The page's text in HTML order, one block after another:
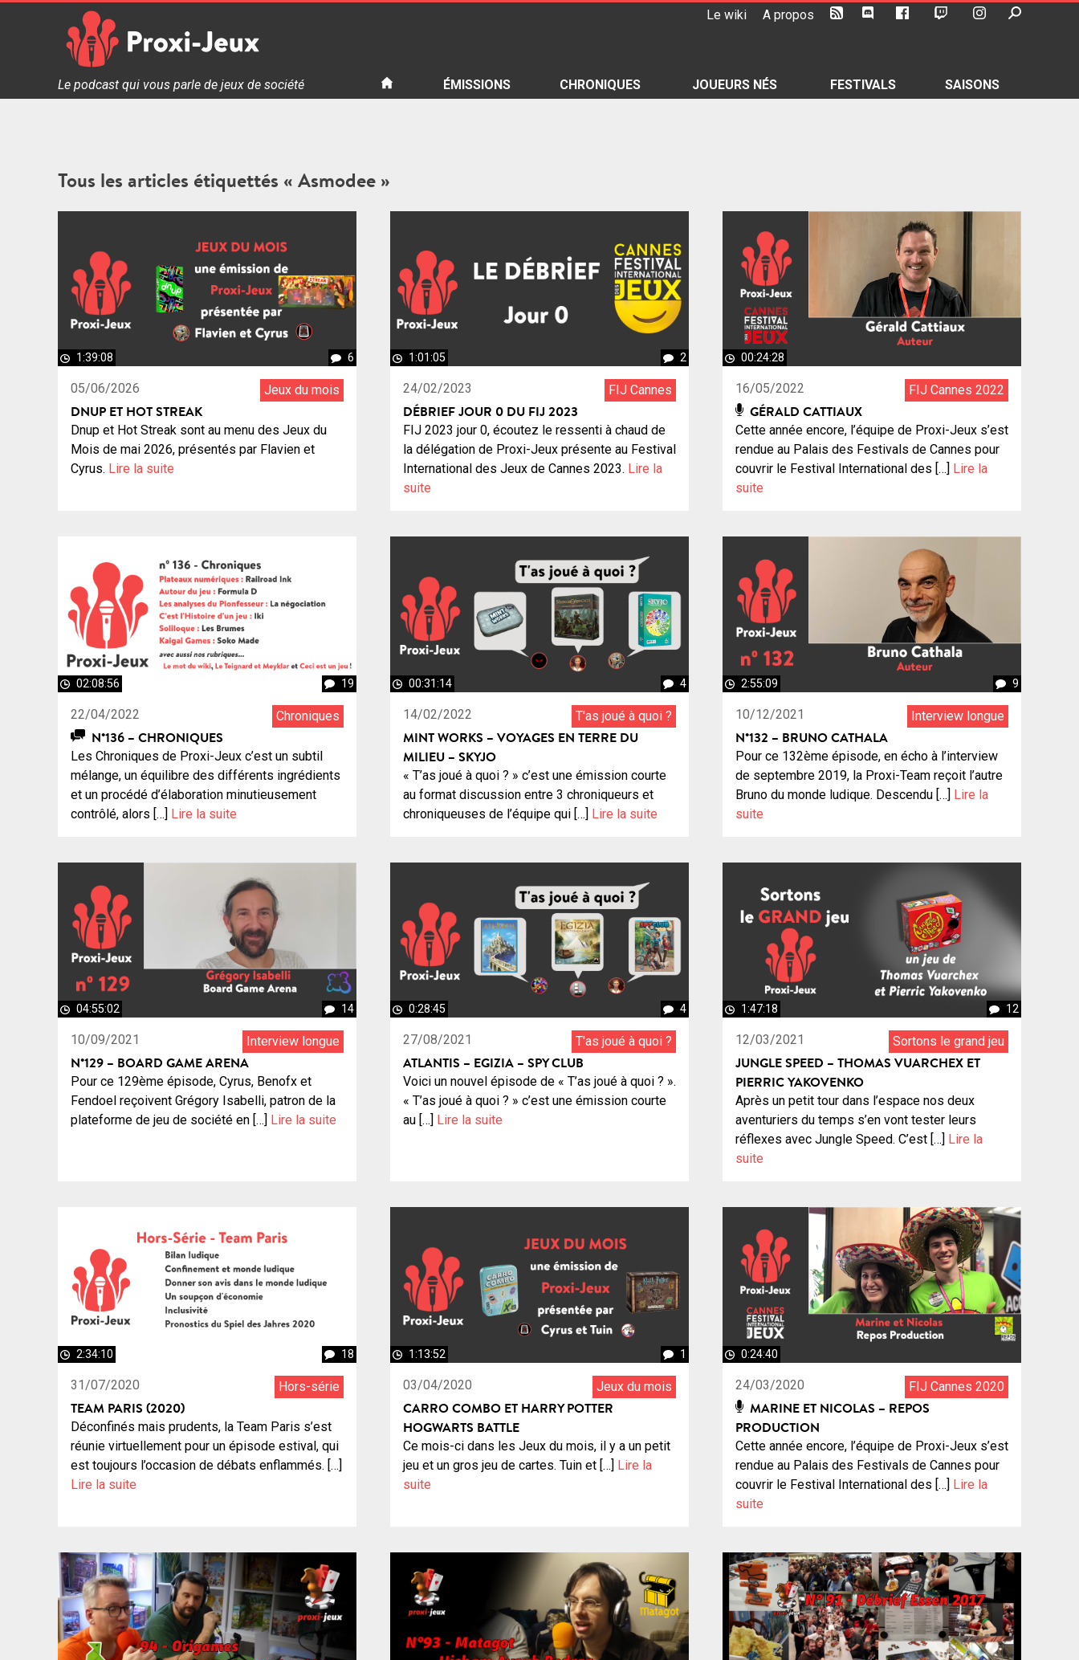
Le wiki A propos
Proxi Jeux - Le podcast qui vous parle de jeux de société
Le podcast qui vous parle de jeux de société ÉMISSIONS CHRONIQUES JOUEURS NÉS FESTIVALS SAISONS
Tous les articles étiquettés « Asmodee »
1:39:08 6
05/06/2026 Jeux du mois
DNUP ET HOT STREAK
Dnup et Hot Streak sont au menu des Jeux du
Mois de mai 2026, présentés par Flavien et
Cyrus. Lire la suite
1:01:05 2
24/02/2023 FIJ Cannes
DÉBRIEF JOUR 0 DU FIJ 2023
FIJ 2023 jour 0, écoutez le ressenti à chaud de
la délégation de Proxi-Jeux présente au Festival
International des Jeux de Cannes 2023. Lire la
suite
00:24:28
16/05/2022 FIJ Cannes 2022
GÉRALD CATTIAUX
Cette année encore, l’équipe de Proxi-Jeux s’est
rendue au Palais des Festivals de Cannes pour
couvrir le Festival International des […]
Lire la
suite
02:08:56 19
22/04/2022 Chroniques
N°136 – CHRONIQUES
Les Chroniques de Proxi-Jeux c’est un subtil
mélange, un équilibre des différents ingrédients
et un procédé d’élaboration minutieusement
contrôlé, alors […] Lire la suite
00:31:14 4
14/02/2022 T'as joué à quoi ?
MINT WORKS – VOYAGES EN TERRE DU
MILIEU – SKYJO
« T’as joué à quoi ? » c’est une émission courte
au format discussion entre 3 chroniqueurs et
chroniqueuses de l’équipe qui […] Lire la suite
2:55:09 9
10/12/2021 Interview longue
N°132 – BRUNO CATHALA
Pour ce 132ème épisode, en écho à l’interview
de septembre 2019, la Proxi-Team reçoit l’autre
Bruno du monde ludique. Descendu […] Lire la
suite
04:55:02 14
10/09/2021 Interview longue
N°129 – BOARD GAME ARENA
Pour ce 129ème épisode, Cyrus, Benofx et
Fendoel reçoivent Grégory Isabelli, patron de la
plateforme de jeu de société en […] Lire la suite
0:28:45 4
27/08/2021 T'as joué à quoi ?
ATLANTIS – EGIZIA – SPY CLUB
Voici un nouvel épisode de « T’as joué à quoi ? ».
« T’as joué à quoi ? » c’est une émission courte
au […] Lire la suite
1:47:18 12
12/03/2021 Sortons le grand jeu
JUNGLE SPEED – THOMAS VUARCHEX ET
PIERRIC YAKOVENKO
Après un petit tour dans l’espace nos deux
aventuriers du temps s’en vont tester leurs
réflexes avec Jungle Speed. C’est […] Lire la
suite
2:34:10 18
31/07/2020 Hors-série
TEAM PARIS (2020)
Déconfinés mais prudents, la Team Paris s’est
réunie virtuellement pour un épisode estival, qui
est toujours l’occasion de débats enflammés. […]
Lire la suite
1:13:52 1
03/04/2020 Jeux du mois
CARRO COMBO ET HARRY POTTER
HOGWARTS BATTLE
Ce mois-ci dans les Jeux du mois, il y a un petit
jeu et un gros jeu de cartes. Tuin et […] Lire la
suite
0:24:40
24/03/2020 FIJ Cannes 2020
MARINE ET NICOLAS – REPOS
PRODUCTION
Cette année encore, l’équipe de Proxi-Jeux s’est
rendue au Palais des Festivals de Cannes pour
couvrir le Festival International des […] Lire la
suite